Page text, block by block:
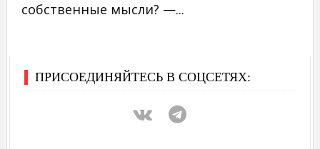
собственные мысли? —...
ПРИСОЕДИНЯЙТЕСЬ В СОЦСЕТЯХ: